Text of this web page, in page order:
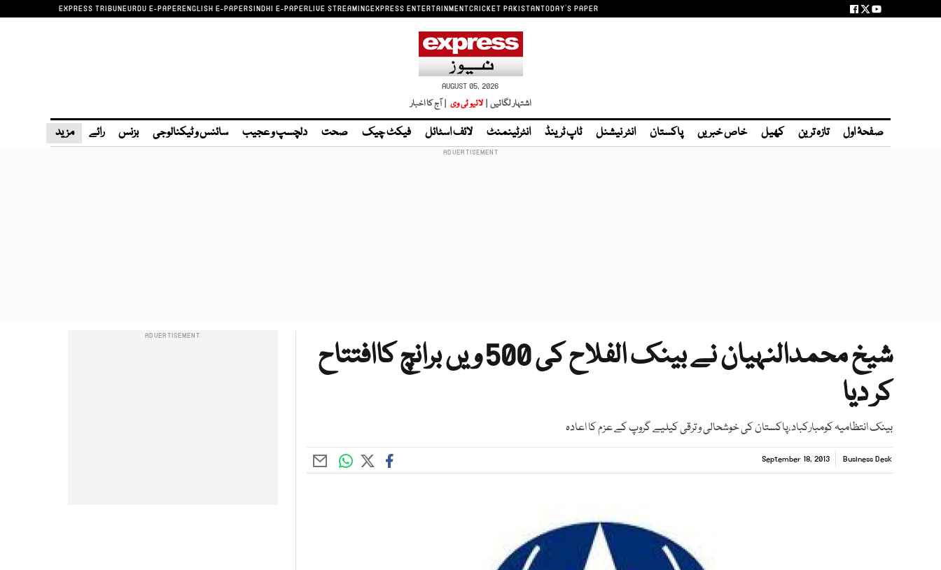
EXPRESS TRIBUNEURDU E-PAPERENGLISH E-PAPERSINDHI E-PAPERLIVE STREAMINGEXPRESS ENTERTAINMENTCRICKET PAKISTANTODAY'S PAPER
AUGUST 05, 2026
اشتہار لگائیں | لائیو ٹی وی | آج کا اخبار
صفحۂ اول تازہ ترین کھیل خاص خبریں پاکستان انٹر نیشنل ٹاپ ٹرینڈ انٹرٹینمنٹ لائف اسٹائل فیکٹ چیک صحت دلچسپ و عجیب سائنس و ٹیکنالوجی بزنس رائے مزید
شیخ محمدالنہیان نے بینک الفلاح کی 500 ویں برانچ کاافتتاح
کر دیا
بینک انتظامیہ کومبارکباد،پاکستان کی خوشحالی و ترقی کیلیے گروپ کے عزم کا اعادہ
Business Desk
September 18, 2013